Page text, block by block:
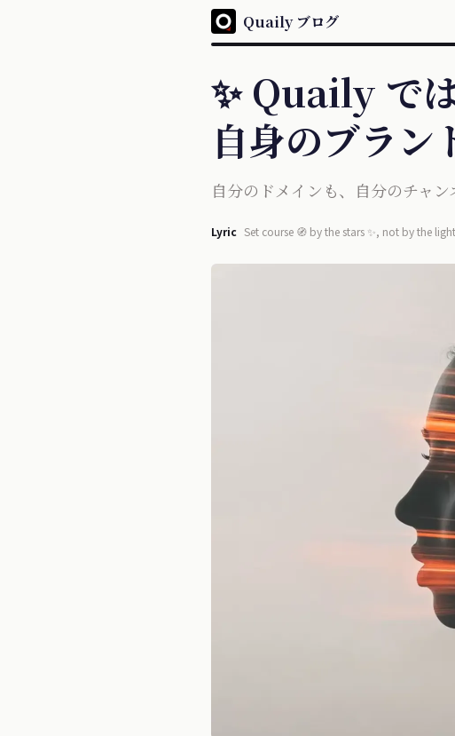
Quaily ブログ
✨ Quaily で
自身のブラン
自分のドメインも、自分のチャ
Lyric Set course 🧭 by the stars ✨, not by the